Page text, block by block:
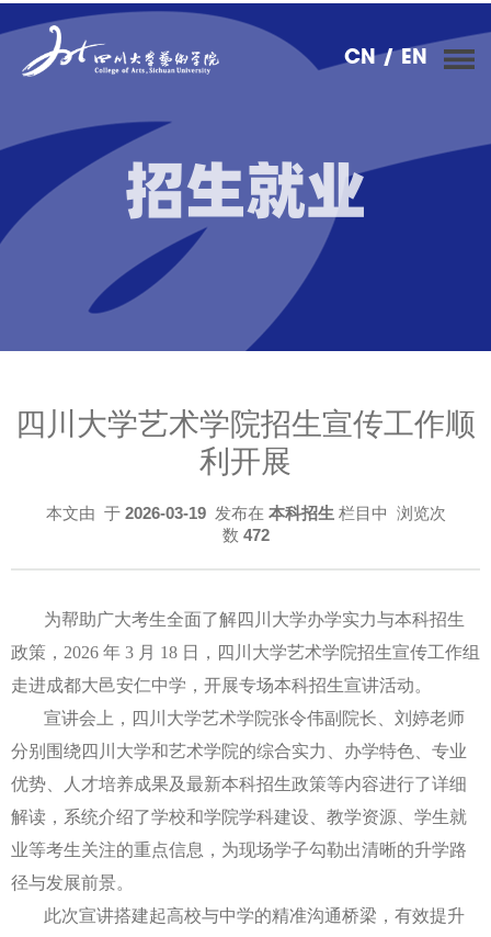
/ EN
CN
招生就业
四川大学艺术学院招生宣传工作顺
利开展
本文由 于 2026-03-19发布在 本科招生 栏目中 浏览次
数 472
为帮助广大考生全面了解四川大学办学实力与本科招生
政策， 2026 年 3 月 18 日，四川大学艺术学院招生宣传工作组
走进成都大邑安仁中学，开展专场本科招生宣讲活动。
宣讲会上，四川大学艺术学院张令伟副院长、刘婷老师
分别围绕四川大学和艺术学院的综合实力、办学特色、专业
优势、人才培养成果及最新本科招生政策等内容进行了详细
解读，系统介绍了学校和学院学科建设、教学资源、学生就
业等考生关注的重点信息，为现场学子勾勒出清晰的升学路
径与发展前景。
此次宣讲搭建起高校与中学的精准沟通桥梁，有效提升